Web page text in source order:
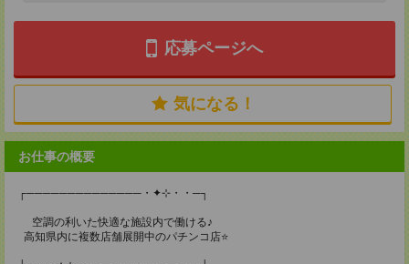
応募ページへ
気になる！
お仕事の概要
┌──────────────・✦⊹・・─┐
空調の利いた快適な施設内で働ける♪
高知県内に複数店舗展開中のパチンコ店⭐